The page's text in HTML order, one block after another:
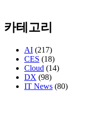
카테고리
AI (217)
CES (18)
Cloud (14)
DX (98)
IT News (80)